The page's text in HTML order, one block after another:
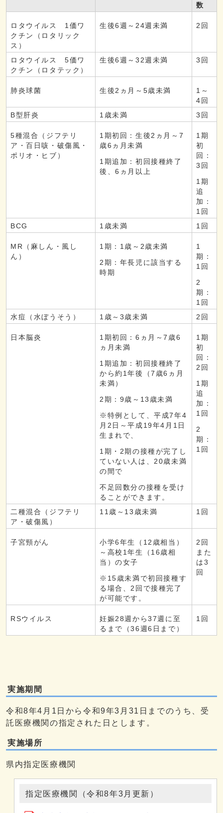
数
ロタウイルス 1価ワ
クチン（ロタリック
ス）
生後6週～24週未満 2回
ロタウイルス 5価ワ
クチン（ロタテック）
生後6週～32週未満 3回
肺炎球菌 生後2ヵ月～5歳未満
1～
4回
B型肝炎
1歳未満 3回
5種混合（ジフテリ
ア・百日咳・破傷風・
ポリオ・ヒブ）
1期初回：生後2ヵ月～7
歳6ヵ月未満
1期追加：初回接種終了
後、6ヵ月以上
1期
初
回：
3回
1期
追
加：
1回
BCG
1歳未満 1回
MR（麻しん・風し
ん）
1期：1歳～2歳未満
2期：年長児に該当する
時期
1
期：
1回
2
期：
1回
水痘（水ぼうそう）
1歳～3歳未満 2回
日本脳炎
1期初回：6ヵ月～7歳6
ヵ月未満
1期追加：初回接種終了
から約1年後（7歳6ヵ月
未満）
2期：9歳～13歳未満
※特例として、平成7年4
月2日～平成19年4月1日
生まれで、
1期・2期の接種が完了し
ていない人は、20歳未満
の間で
不足回数分の接種を受け
ることができます。
1期
初
回：
2回
1期
追
加：
1回
2
期：
1回
二種混合（ジフテリ
ア・破傷風）
11歳～13歳未満 1回
子宮頸がん
小学6年生（12歳相当）
～高校1年生（16歳相
当）の女子
※15歳未満で初回接種す
る場合、2回で接種完了
が可能です。
2回
また
は3
回
RSウイルス
妊娠28週から37週に至
るまで（36週6日まで）
1回
実施期間
令和8年4月1日から令和9年3月31日までのうち、受
託医療機関の指定された日とします。
実施場所
県内指定医療機関
指定医療機関（令和8年3月更新）